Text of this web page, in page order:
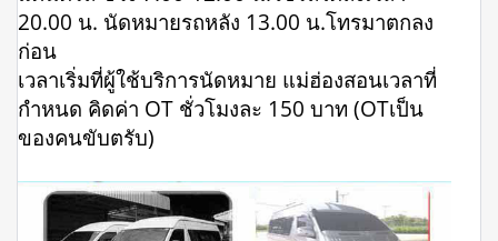
20.00 น. นัดหมายรถหลัง 13.00 น.โทรมาตกลง
ก่อน
เวลาเริ่มที่ผู้ใช้บริการนัดหมาย แม่ฮ่องสอนเวลาที่
กำหนด คิดค่า OT ชั่วโมงละ 150 บาท (OTเป็น
ของคนขับตรับ)